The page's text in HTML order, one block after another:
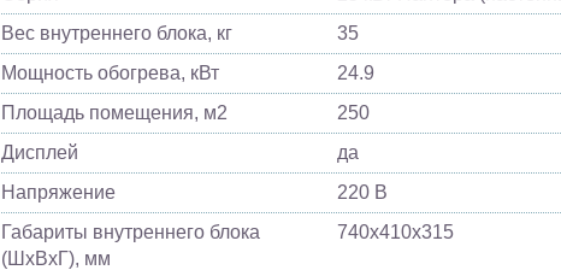
Вес внутреннего блока, кг
35
Мощность обогрева, кВт
24.9
Площадь помещения, м2
250
Дисплей
да
Напряжение
220 В
Габариты внутреннего блока
(ШхВхГ), мм
740х410х315